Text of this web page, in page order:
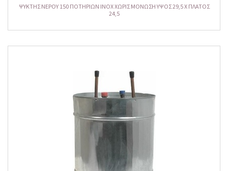
ΨΥΚΤΗΣ NEPOY 150 ΠΟΤΗΡΙΩΝ INOX ΧΩΡΙΣ ΜΟΝΩΣΗ ΥΨΟΣ 29,5 Χ ΠΛΑΤΟΣ
24,5